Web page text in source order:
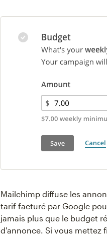
Mailchimp diffuse les
tarif facturé par Google
jamais plus que le budget
d'annonce. Si vous mettez